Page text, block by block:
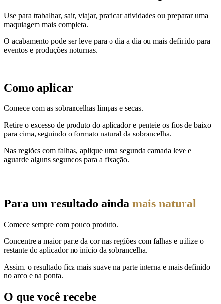
Use para trabalhar, sair, viajar, praticar atividades ou preparar uma
maquiagem mais completa.
O acabamento pode ser leve para o dia a dia ou mais definido para
eventos e produções noturnas.
Como aplicar
Comece com as sobrancelhas limpas e secas.
Retire o excesso de produto do aplicador e penteie os fios de baixo
para cima, seguindo o formato natural da sobrancelha.
Nas regiões com falhas, aplique uma segunda camada leve e
aguarde alguns segundos para a fixação.
Para um resultado ainda mais natural
Comece sempre com pouco produto.
Concentre a maior parte da cor nas regiões com falhas e utilize o
restante do aplicador no início da sobrancelha.
Assim, o resultado fica mais suave na parte interna e mais definido
no arco e na ponta.
O que você recebe